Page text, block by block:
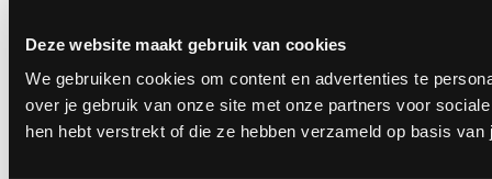
Deze website maakt gebruik van cookies
We gebruiken cookies om content en advertenties te
over je gebruik van onze site met onze partners voor
hen hebt verstrekt of die ze hebben verzameld op basis van